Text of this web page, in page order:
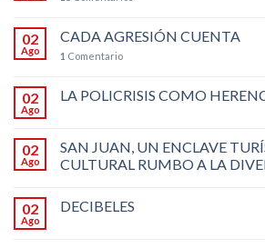
02
Ago
CADA AGRESIÓN CUENTA
1 Comentario
02
Ago
LA POLICRISIS COMO
02
Ago
SAN JUAN, UN ENCLAVE
CULTURAL RUMBO A LA
02
Ago
DECIBELES